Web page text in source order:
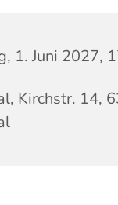
1. Juni 2027,
Kirchstr. 14,